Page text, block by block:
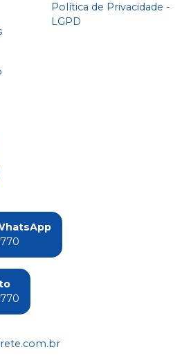
Política de Privacidade -
LGPD